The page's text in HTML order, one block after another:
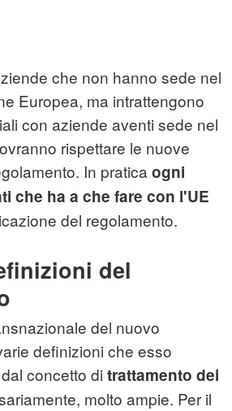
che non hanno sede nel
Europea, ma intrattengono
con aziende aventi sede nel
rispettare le nuove
In pratica ogni
che ha a che fare con l'UE
del regolamento.
del
del nuovo
definizioni che esso
concetto di trattamento dei
molto ampie. Per il